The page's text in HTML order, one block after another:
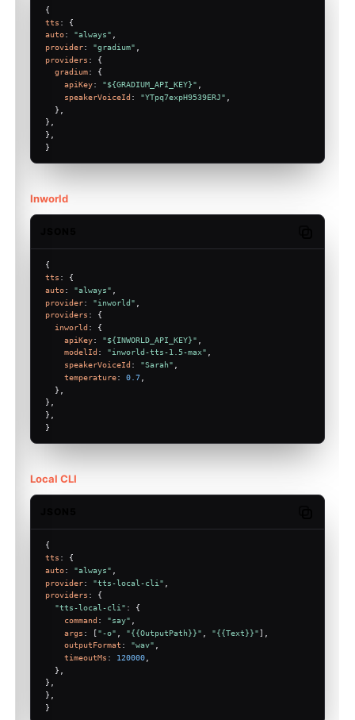
{
tts : {
auto: "always"
provider: "gradium"
providers : {
gradium: {
apiKey: "${GRADIUM_API_KEY}"
speakerVoiceId : "YTpq7expH9539ERJ"
  },
},
},
}
Inworld
{
tts : {
auto: "always"
provider: "inworld"
providers : {
inworld : {
apiKey: "${INWORLD_API_KEY}"
modelId : "inworld-tts-1.5-max" ,
speakerVoiceId : "Sarah"
temperature: 0.7
  },
},
},
}
Local CLI
{
tts : {
auto: "always"
provider: "tts-local-cli"
providers : {
"tts-local-cli" : {
command : "say"
args : ["-o" "{{OutputPath}}" "{{Text}}"],
outputFormat : "wav"
timeoutMs : 120000
  },
},
},
}